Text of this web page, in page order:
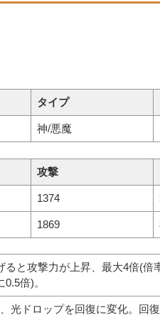
タイプ
神/悪魔
攻撃
1374
1869
ると攻撃力が上昇、最大4倍(倍
倍)。
光ドロップを回復に変化。回復